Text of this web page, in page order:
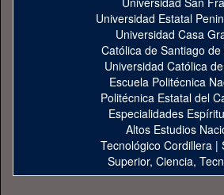
Universidad Estatal
Universidad Casa
Católica de Santiago
Universidad Católica
Escuela Politécnica
Politécnica Estatal del
Especialidades
Altos Estudios
Tecnológico Cordillera |
Superior, Ciencia,